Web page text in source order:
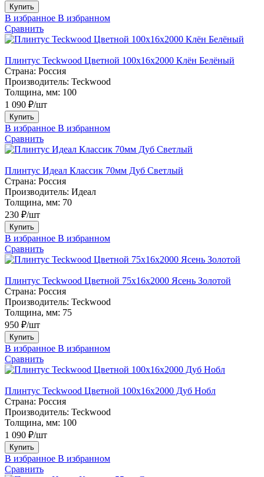
Купить
В избранное В избранном
Сравнить
Плинтус Teckwood Цветной 100x16х2000 Клён Белёный
Страна: Россия
Производитель: Teckwood
Толщина, мм: 100
1 090 ₽/шт
Купить
В избранное В избранном
Сравнить
Плинтус Идеал Классик 70мм Дуб Светлый
Страна: Россия
Производитель: Идеал
Толщина, мм: 70
230 ₽/шт
Купить
В избранное В избранном
Сравнить
Плинтус Teckwood Цветной 75х16х2000 Ясень Золотой
Страна: Россия
Производитель: Teckwood
Толщина, мм: 75
950 ₽/шт
Купить
В избранное В избранном
Сравнить
Плинтус Teckwood Цветной 100x16х2000 Дуб Нобл
Страна: Россия
Производитель: Teckwood
Толщина, мм: 100
1 090 ₽/шт
Купить
В избранное В избранном
Сравнить